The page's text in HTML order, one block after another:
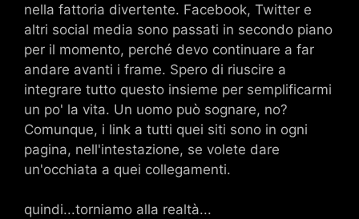
nella fattoria divertente. Facebook, Twitter e
altri social media sono passati in secondo piano
per il momento, perché devo continuare a far
andare avanti i frame. Spero di riuscire a
integrare tutto questo insieme per semplificarmi
un po' la vita. Un uomo può sognare, no?
Comunque, i link a tutti quei siti sono in ogni
pagina, nell'intestazione, se volete dare
un'occhiata a quei collegamenti.
quindi...torniamo alla realtà...